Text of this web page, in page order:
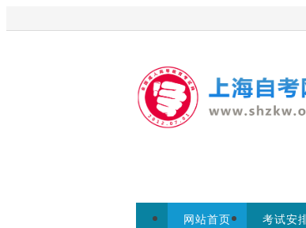
欢迎来到上海启课自考网！为
网站首页 考试安